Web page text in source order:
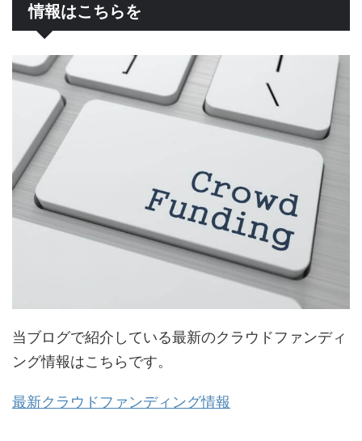
情報はこちらを
当ブログで紹介している最新のクラウドファンディ
ング情報はこちらです。
最新クラウドファンディング情報